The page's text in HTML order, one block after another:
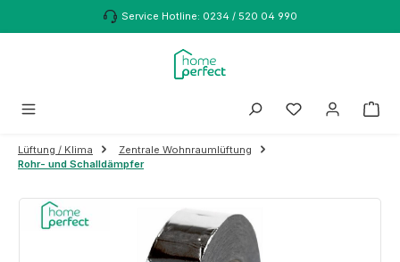
Zum Hauptinhalt springenService Hotline: 0234 / 520 04 990
Lüftung / Klima
Zentrale Wohnraumlüftung
Rohr- und Schalldämpfer
Bildergalerie überspringen